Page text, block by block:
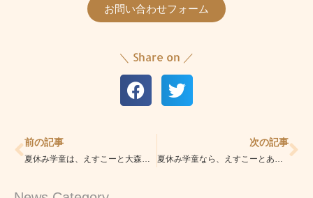
お問い合わせフォーム
＼ Share on ／
前の記事
夏休み学童は、えすこーと大森町校におまかせください！
次の記事
夏休み学童なら、えすこーとあざみ野校におまかせください！